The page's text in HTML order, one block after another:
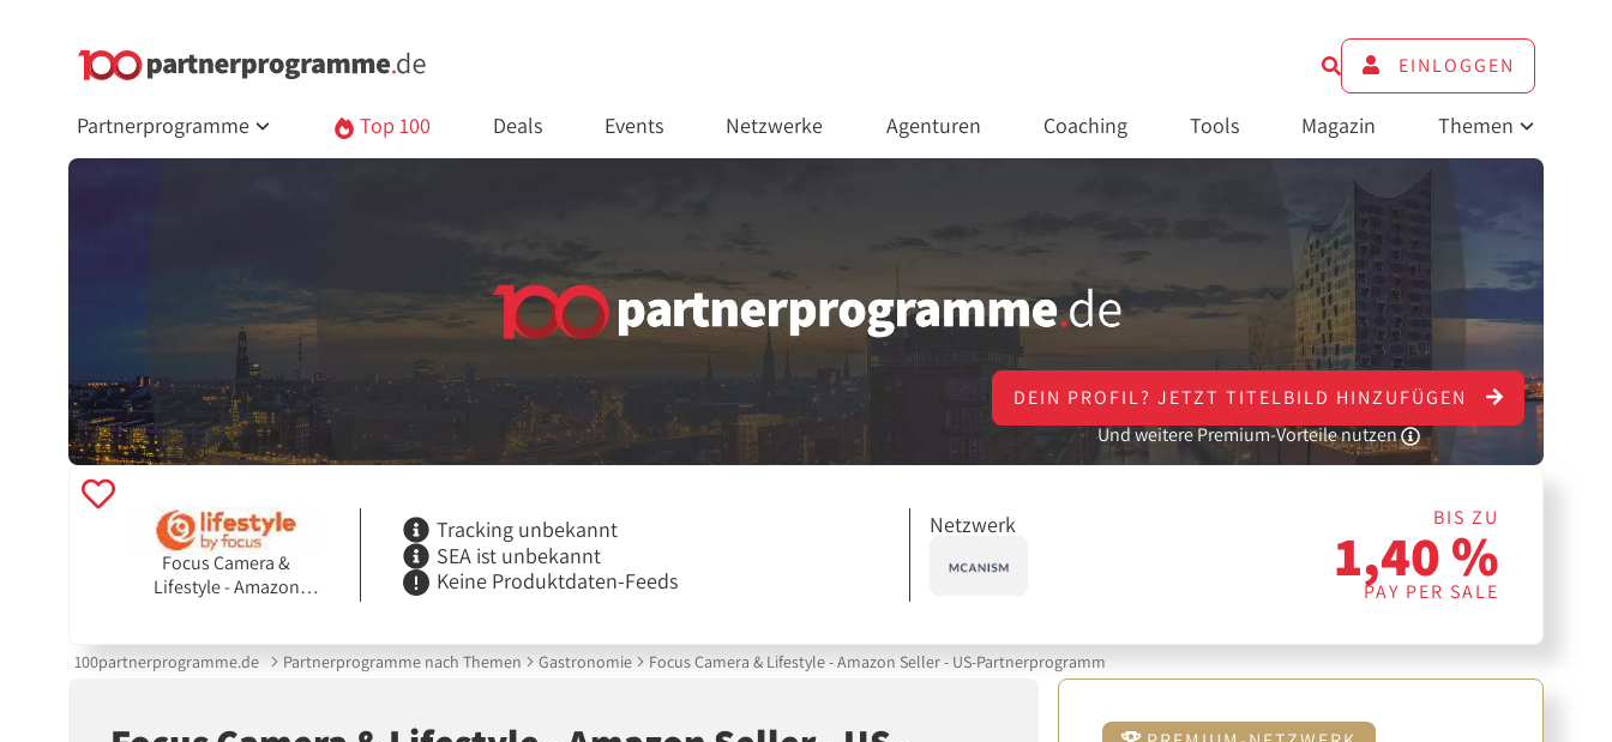
EINLOGGEN
Partnerprogramme Top 100 Deals Events Netzwerke Agenturen Coaching Tools Magazin Themen
DEIN PROFIL? JETZT TITELBILD HINZUFÜGEN
Und weitere Premium-Vorteile nutzen
Focus Camera &
Lifestyle - Amazon
Tracking unbekannt
SEA ist unbekannt
Keine Produktdaten-Feeds
Netzwerk BIS ZU
1,40 %
PAY PER SALE
100partnerprogramme.de Partnerprogramme nach Themen Gastronomie Focus Camera & Lifestyle - Amazon Seller - US-Partnerprogramm